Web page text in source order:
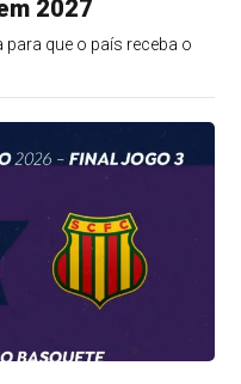
2027
que o país receba o